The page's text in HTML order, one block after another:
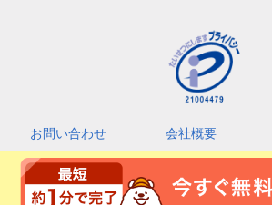
お問い合わせ 会社概要
カスタマーハラスメントに対する基本指針
2026 © Amefri